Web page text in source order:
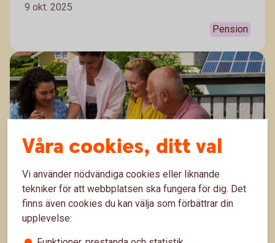
stor roll för din ekonomi som pensionär.
9 okt. 2025
Pension
Tips när du ska ta ut din tjänstepension
Tjänstepensionen kommer från din arbetsgivare. Den
Våra cookies, ditt val
Vi använder nödvändiga cookies eller liknande
tekniker för att webbplatsen ska fungera för dig. Det
finns även cookies du kan välja som förbättrar din
upplevelse: